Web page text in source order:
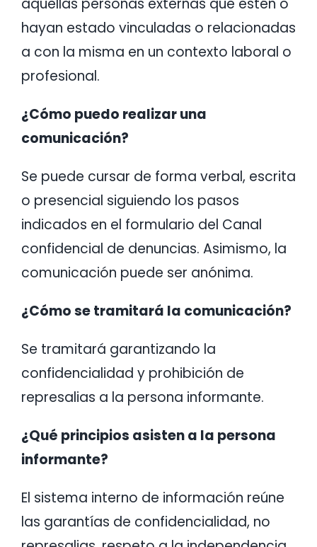
aquellas personas externas que estén o
hayan estado vinculadas o relacionadas
a con la misma en un contexto laboral o
profesional.
¿Cómo puedo realizar una
comunicación?
Se puede cursar de forma verbal, escrita
o presencial siguiendo los pasos
indicados en el formulario del Canal
confidencial de denuncias. Asimismo, la
comunicación puede ser anónima.
¿Cómo se tramitará la comunicación?
Se tramitará garantizando la
confidencialidad y prohibición de
represalias a la persona informante.
¿Qué principios asisten a la persona
informante?
El sistema interno de información reúne
las garantías de confidencialidad, no